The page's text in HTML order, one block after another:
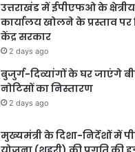
उत्तराखंड में ईपीएफओ के
कार्यालय खोलने के प्रस्ताव पर
केंद्र सरकार
2 days ago
बुजुर्ग-दिव्यांगों के घर जाएंगे
नोटिसों का निस्तारण
2 days ago
मुख्यमंत्री के दिशा-निर्देशों में